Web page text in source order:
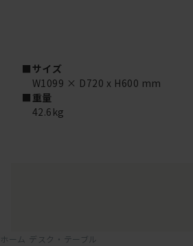
■サイズ
W1099 × D720 x H600 mm
■重量
42.6kg
ホーム デスク・テーブル